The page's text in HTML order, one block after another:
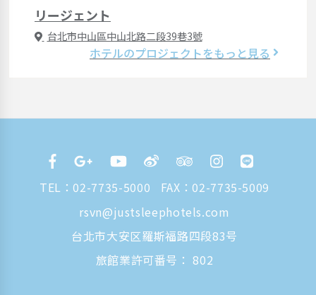
リージェント
台北市中山區中山北路二段39巷3號
ホテルのプロジェクトをもっと見る
TEL： 02-7735-5000
FAX：02-7735-5009
rsvn@justsleephotels.com
台北市大安区羅斯福路四段83号
旅館業許可番号： 802